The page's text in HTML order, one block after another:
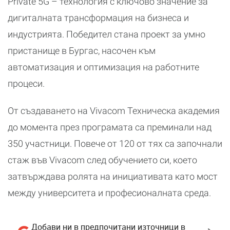
дигиталната трансформация на бизнеса и
индустрията. Победител стана проект за умно
пристанище в Бургас, насочен към
автоматизация и оптимизация на работните
процеси.
От създаването на Vivacom Техническа академия
до момента през програмата са преминали над
350 участници. Повече от 120 от тях са започнали
стаж във Vivacom след обучението си, което
затвърждава ролята на инициативата като мост
между университета и професионалната среда.
Добави ни в предпочитани източници в